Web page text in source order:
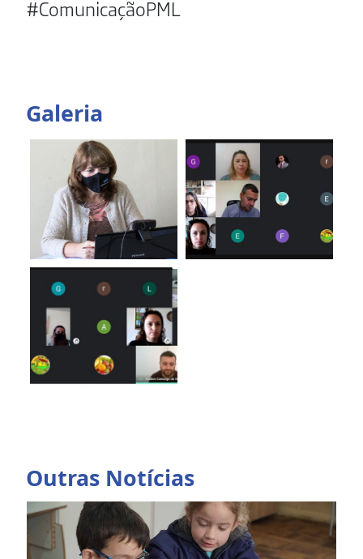
#ComunicaçãoPML
Galeria
Outras Notícias